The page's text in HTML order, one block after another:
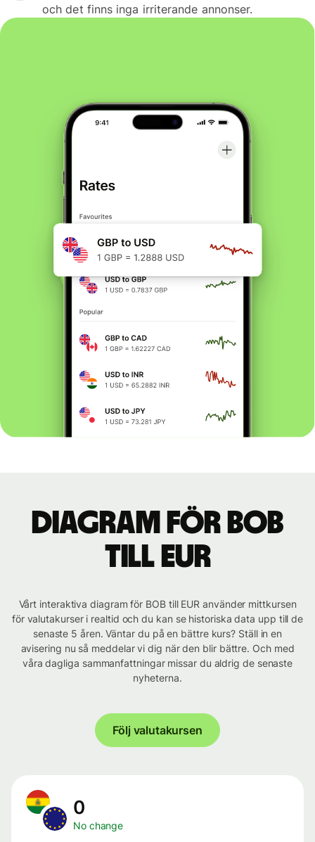
och det finns inga irriterande annonser.
Diagram för BOB
till EUR
Vårt interaktiva diagram för BOB till EUR använder mittkursen
för valutakurser i realtid och du kan se historiska data upp till de
senaste 5 åren. Väntar du på en bättre kurs? Ställ in en
avisering nu så meddelar vi dig när den blir bättre. Och med
våra dagliga sammanfattningar missar du aldrig de senaste
nyheterna.
Följ valutakursen
0
No change